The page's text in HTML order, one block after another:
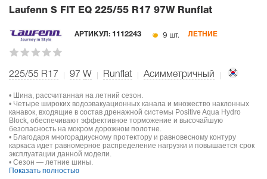
Laufenn S FIT EQ 225/55 R17 97W Runflat
АРТИКУЛ: 1112243 9 шт. ЛЕТНИЕ
225/55 R17 97 W Runflat Асимметричный
• Шина, рассчитанная на летний сезон.
• Четыре широких водоэвакуационных канала и множество наклонных
канавок, входящие в состав дренажной системы Positive Aqua Hydro
Block, обеспечивают эффективное торможение и высочайшую
безопасность на мокром дорожном полотне.
• Благодаря многорадиусному протектору и равновесному контуру
каркаса идет равномерное распределение нагрузки и повышается срок
эксплуатации данной модели.
• Сезон — летние шины.
Показать полностью